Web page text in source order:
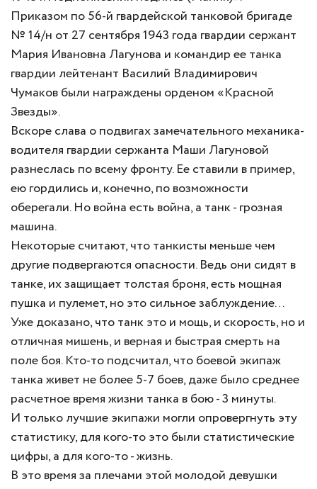
Приказом по 56-й гвардейской танковой бригаде
№ 14/н от 27 сентября 1943 года гвардии сержант
Мария Ивановна Лагунова и командир ее танка
гвардии лейтенант Василий Владимирович
Чумаков были награждены орденом «Красной
Звезды».
Вскоре слава о подвигах замечательного механика-
водителя гвардии сержанта Маши Лагуновой
разнеслась по всему фронту. Ее ставили в пример,
ею гордились и, конечно, по возможности
оберегали. Но война есть война, а танк - грозная
машина.
Некоторые считают, что танкисты меньше чем
другие подвергаются опасности. Ведь они сидят в
танке, их защищает толстая броня, есть мощная
пушка и пулемет, но это сильное заблуждение…
Уже доказано, что танк это и мощь, и скорость, но и
отличная мишень, и верная и быстрая смерть на
поле боя. Кто-то подсчитал, что боевой экипаж
танка живет не более 5-7 боев, даже было среднее
расчетное время жизни танка в бою - 3 минуты.
И только лучшие экипажи могли опровергнуть эту
статистику, для кого-то это были статистические
цифры, а для кого-то - жизнь.
В это время за плечами этой молодой девушки